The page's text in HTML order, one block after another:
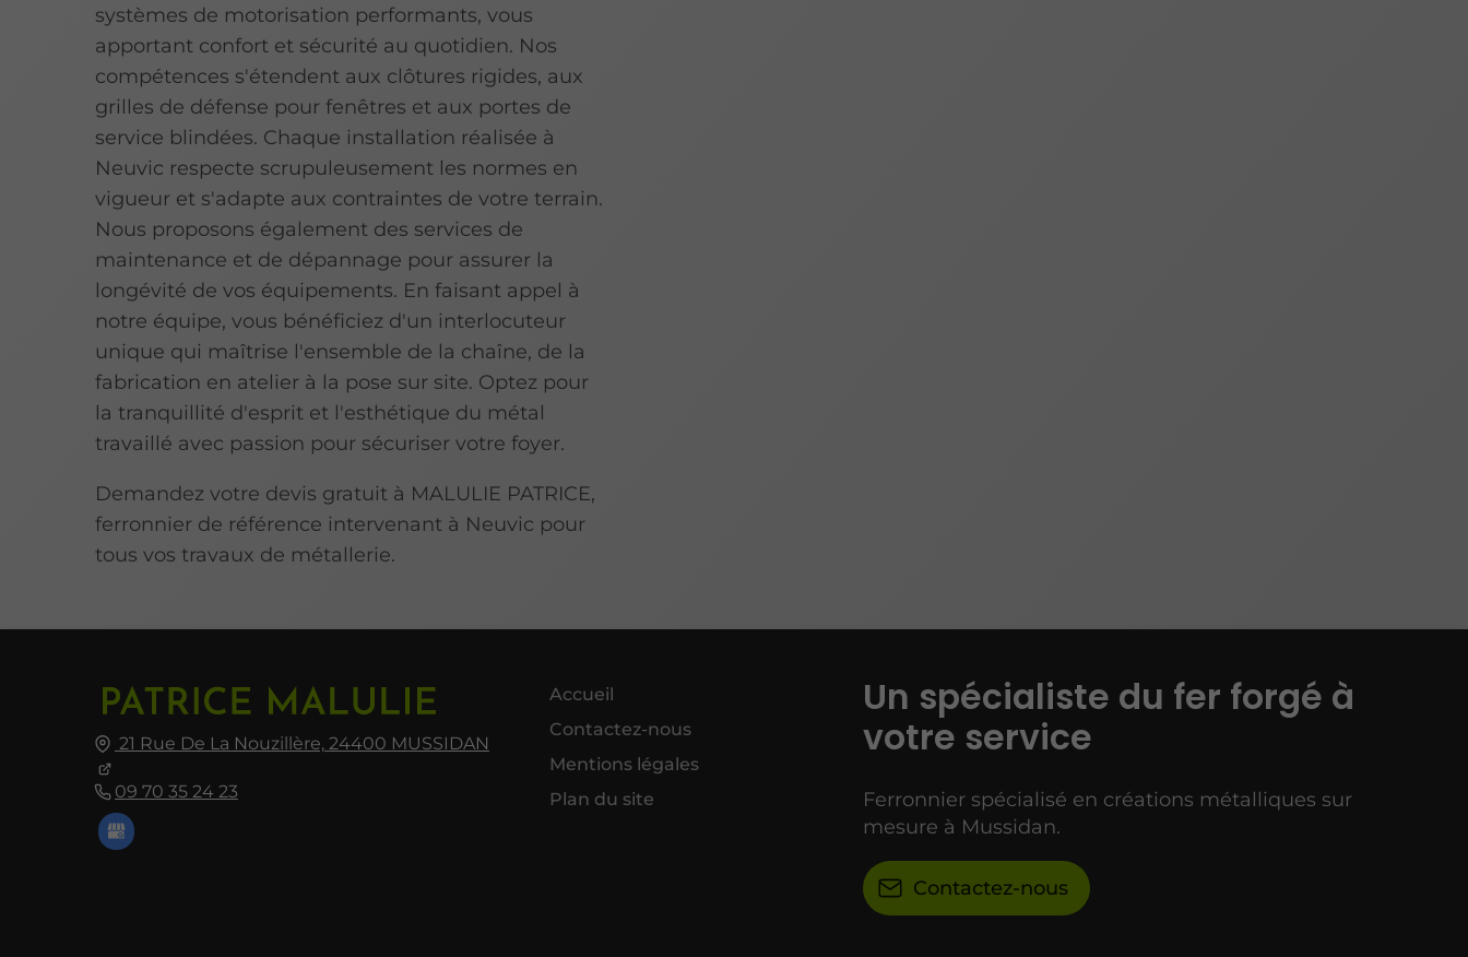
systèmes de motorisation performants, vous
apportant confort et sécurité au quotidien. Nos
compétences s'étendent aux clôtures rigides, aux
grilles de défense pour fenêtres et aux portes de
service blindées. Chaque installation réalisée à
Neuvic respecte scrupuleusement les normes en
vigueur et s'adapte aux contraintes de votre terrain.
Nous proposons également des services de
maintenance et de dépannage pour assurer la
longévité de vos équipements. En faisant appel à
notre équipe, vous bénéficiez d'un interlocuteur
unique qui maîtrise l'ensemble de la chaîne, de la
fabrication en atelier à la pose sur site. Optez pour
la tranquillité d'esprit et l'esthétique du métal
travaillé avec passion pour sécuriser votre foyer.
Demandez votre devis gratuit à MALULIE PATRICE,
ferronnier de référence intervenant à Neuvic pour
tous vos travaux de métallerie.
21 Rue De La Nouzillère, 24400 MUSSIDAN
09 70 35 24 23
Accueil
Contactez-nous
Mentions légales
Plan du site
Un spécialiste du fer forgé à
votre service
Ferronnier spécialisé en créations métalliques sur
mesure à Mussidan.
Contactez-nous